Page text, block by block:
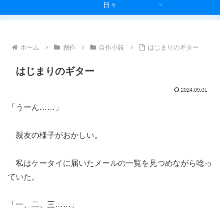
日々
ホーム 創作 自作小説 はじまりのギター
はじまりのギター
2024.09.01
「うーん……」
親友の様子がおかしい。
私はケータイに届いたメールの一覧を見つめながら唸っ
ていた。
「一、二、三……」